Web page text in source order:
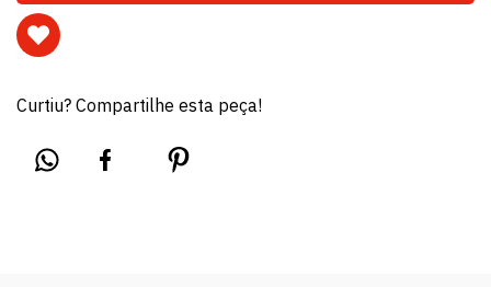
Curtiu? Compartilhe esta peça!